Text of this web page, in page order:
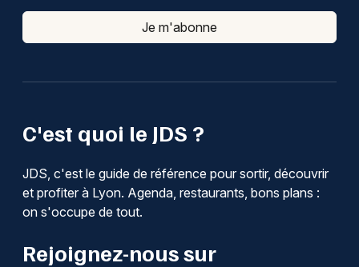
C'est quoi le JDS ?
JDS, c'est le guide de référence pour sortir, découvrir
et profiter à Lyon. Agenda, restaurants, bons plans :
on s'occupe de tout.
Rejoignez-nous sur
Je m'abonne